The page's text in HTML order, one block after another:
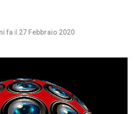
fa il 27 Febbraio 2020